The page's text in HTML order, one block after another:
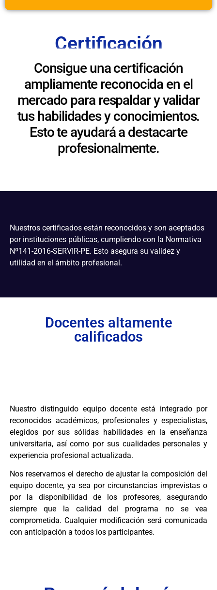
Certificación
Consigue una certificación
ampliamente reconocida en el
mercado para respaldar y validar
tus habilidades y conocimientos.
Esto te ayudará a destacarte
profesionalmente.
Nuestros certificados están reconocidos y son aceptados
por instituciones públicas, cumpliendo con la Normativa
Nº141-2016-SERVIR-PE. Esto asegura su validez y
utilidad en el ámbito profesional.
Docentes altamente
calificados
Nuestro distinguido equipo docente está integrado por
reconocidos académicos, profesionales y especialistas,
elegidos por sus sólidas habilidades en la enseñanza
universitaria, así como por sus cualidades personales y
experiencia profesional actualizada.
Nos reservamos el derecho de ajustar la composición del
equipo docente, ya sea por circunstancias imprevistas o
por la disponibilidad de los profesores, asegurando
siempre que la calidad del programa no se vea
comprometida. Cualquier modificación será comunicada
con anticipación a todos los participantes.